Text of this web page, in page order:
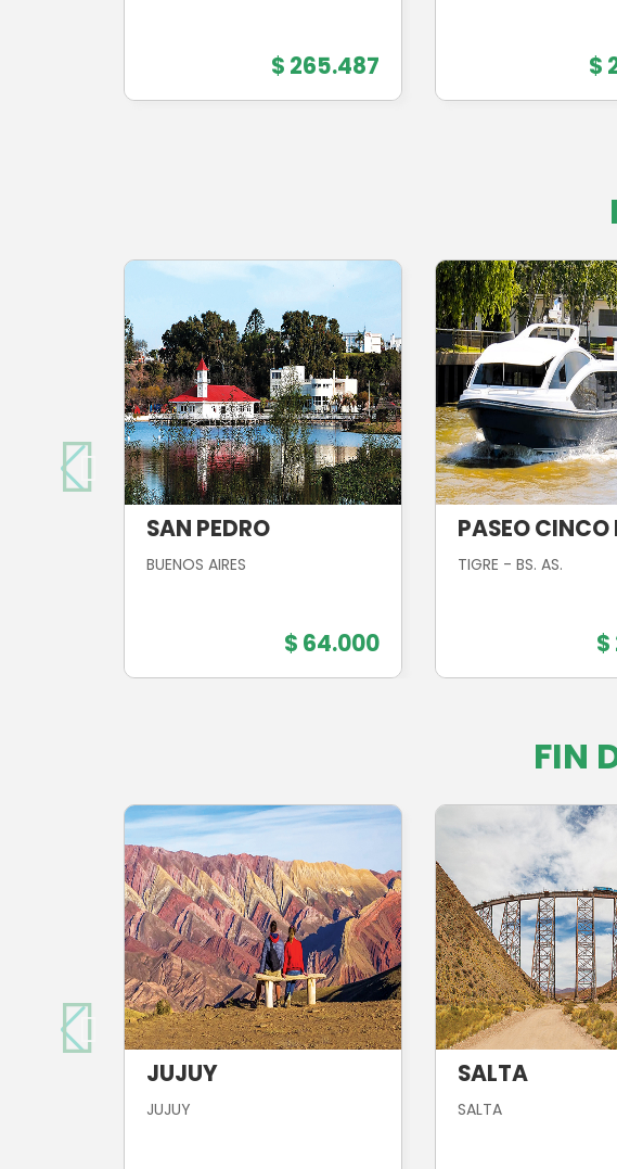
$ 265.487 $
SAN PEDRO
BUENOS AIRES
$ 64.000
PASEO CINCO
TIGRE - BS. AS.
$
FIN
JUJUY
JUJUY
SALTA
SALTA